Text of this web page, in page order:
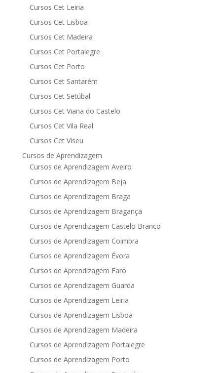
Cursos Cet Leiria
Cursos Cet Lisboa
Cursos Cet Madeira
Cursos Cet Portalegre
Cursos Cet Porto
Cursos Cet Santarém
Cursos Cet Setúbal
Cursos Cet Viana do Castelo
Cursos Cet Vila Real
Cursos Cet Viseu
Cursos de Aprendizagem
Cursos de Aprendizagem Aveiro
Cursos de Aprendizagem Beja
Cursos de Aprendizagem Braga
Cursos de Aprendizagem Bragança
Cursos de Aprendizagem Castelo Branco
Cursos de Aprendizagem Coimbra
Cursos de Aprendizagem Évora
Cursos de Aprendizagem Faro
Cursos de Aprendizagem Guarda
Cursos de Aprendizagem Leiria
Cursos de Aprendizagem Lisboa
Cursos de Aprendizagem Madeira
Cursos de Aprendizagem Portalegre
Cursos de Aprendizagem Porto